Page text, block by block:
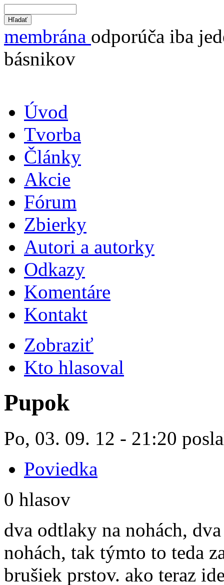
membrána odporúča iba
básnikov
Úvod
Tvorba
Články
Akcie
Fórum
Zbierky
Autori a autorky
Odkazy
Komentáre
Kontakt
Zobraziť
Kto hlasoval
Pupok
Po, 03. 09. 12 - 21:20
Poviedka
0 hlasov
dva odtlaky na nohách,
nohách, tak týmto to teda
brušiek prstov. ako teraz